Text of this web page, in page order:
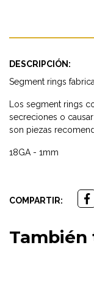
DESCRIPCIÓN:
Segment rings
Los segment rings
secreciones o
son piezas
18GA - 1mm
COMPARTIR:
También